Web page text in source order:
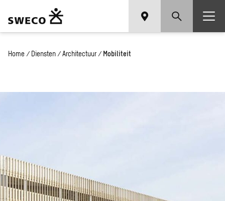
Home / Diensten / Architectuur / Mobiliteit